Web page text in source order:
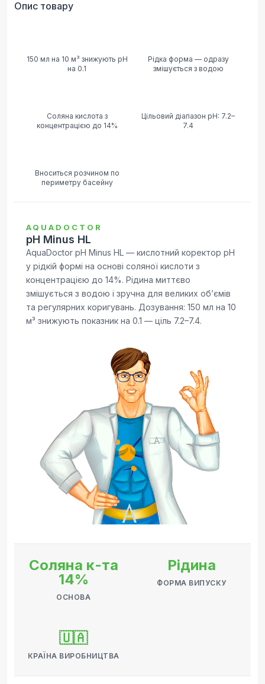
Опис товару
150 мл на 10 м³ знижують pH
на 0.1
Рідка форма — одразу
змішується з водою
Соляна кислота з
концентрацією до 14%
Цільовий діапазон pH: 7.2–
7.4
Вноситься розчином по
периметру басейну
AQUADOCTOR
pH Minus HL
AquaDoctor pH Minus HL — кислотний коректор pH
у рідкій формі на основі соляної кислоти з
концентрацією до 14%. Рідина миттєво
змішується з водою і зручна для великих обʼємів
та регулярних коригувань. Дозування: 150 мл на 10
м³ знижують показник на 0.1 — ціль 7.2–7.4.
Соляна к-та
14%
ОСНОВА
Рідина
ФОРМА ВИПУСКУ
🇺🇦
КРАЇНА ВИРОБНИЦТВА